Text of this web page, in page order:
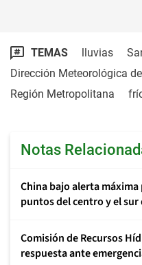
TEMAS lluvias
Dirección Meteorológica
Región Metropolitana
Notas
China bajo alerta
puntos del centro y el sur
Comisión de Recursos
respuesta ante